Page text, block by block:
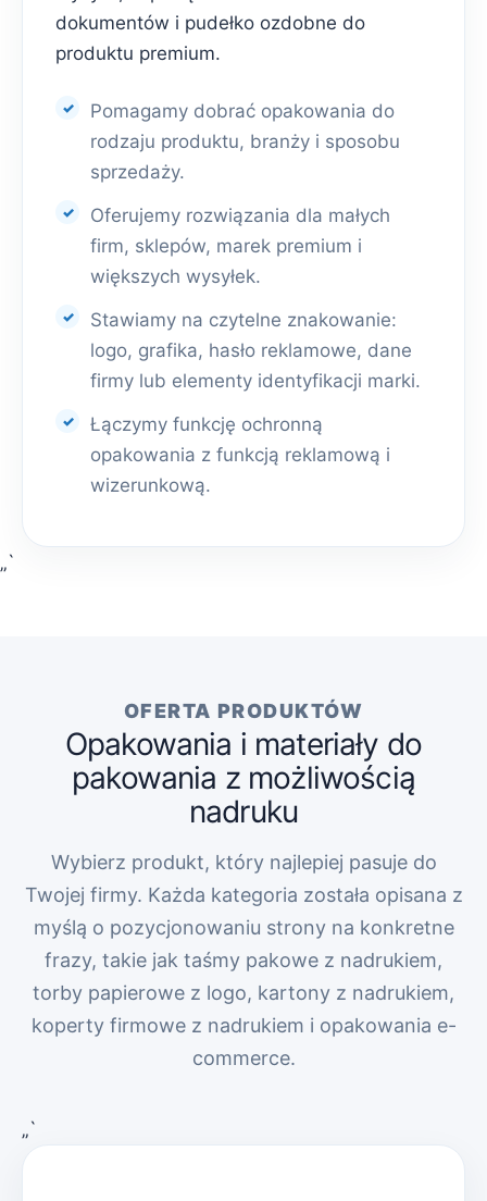
dokumentów i pudełko ozdobne do
produktu premium.
Pomagamy dobrać opakowania do
rodzaju produktu, branży i sposobu
sprzedaży.
Oferujemy rozwiązania dla małych
firm, sklepów, marek premium i
większych wysyłek.
Stawiamy na czytelne znakowanie:
logo, grafika, hasło reklamowe, dane
firmy lub elementy identyfikacji marki.
Łączymy funkcję ochronną
opakowania z funkcją reklamową i
wizerunkową.
„`
OFERTA PRODUKTÓW
Opakowania i materiały do
pakowania z możliwością
nadruku
Wybierz produkt, który najlepiej pasuje do
Twojej firmy. Każda kategoria została opisana z
myślą o pozycjonowaniu strony na konkretne
frazy, takie jak taśmy pakowe z nadrukiem,
torby papierowe z logo, kartony z nadrukiem,
koperty firmowe z nadrukiem i opakowania e-
commerce.
„`